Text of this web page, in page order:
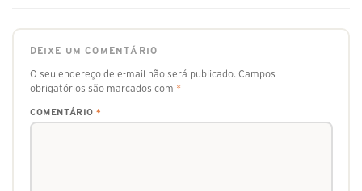
DEIXE UM COMENTÁRIO
O seu endereço de e-mail não será publicado. Campos
obrigatórios são marcados com *
COMENTÁRIO *